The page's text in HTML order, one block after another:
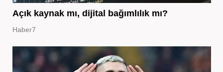
Açık kaynak mı, dijital bağımlılık mı?
Haber7